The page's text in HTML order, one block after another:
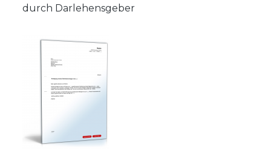
durch Darlehensgeber